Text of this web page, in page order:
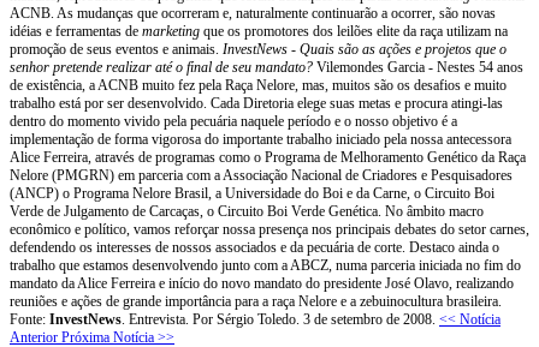
ACNB. As mudanças que ocorreram e, naturalmente continuarão a ocorrer, são novas
idéias e ferramentas de marketing que os promotores dos leilões elite da raça utilizam na
promoção de seus eventos e animais. InvestNews - Quais são as ações e projetos que o
senhor pretende realizar até o final de seu mandato? Vilemondes Garcia - Nestes 54 anos
de existência, a ACNB muito fez pela Raça Nelore, mas, muitos são os desafios e muito
trabalho está por ser desenvolvido. Cada Diretoria elege suas metas e procura atingi-las
dentro do momento vivido pela pecuária naquele período e o nosso objetivo é a
implementação de forma vigorosa do importante trabalho iniciado pela nossa antecessora
Alice Ferreira, através de programas como o Programa de Melhoramento Genético da Raça
Nelore (PMGRN) em parceria com a Associação Nacional de Criadores e Pesquisadores
(ANCP) o Programa Nelore Brasil, a Universidade do Boi e da Carne, o Circuito Boi
Verde de Julgamento de Carcaças, o Circuito Boi Verde Genética. No âmbito macro
econômico e político, vamos reforçar nossa presença nos principais debates do setor carnes,
defendendo os interesses de nossos associados e da pecuária de corte. Destaco ainda o
trabalho que estamos desenvolvendo junto com a ABCZ, numa parceria iniciada no fim do
mandato da Alice Ferreira e início do novo mandato do presidente José Olavo, realizando
reuniões e ações de grande importância para a raça Nelore e a zebuinocultura brasileira.
Fonte: InvestNews. Entrevista. Por Sérgio Toledo. 3 de setembro de 2008. << Notícia
Anterior Próxima Notícia >>